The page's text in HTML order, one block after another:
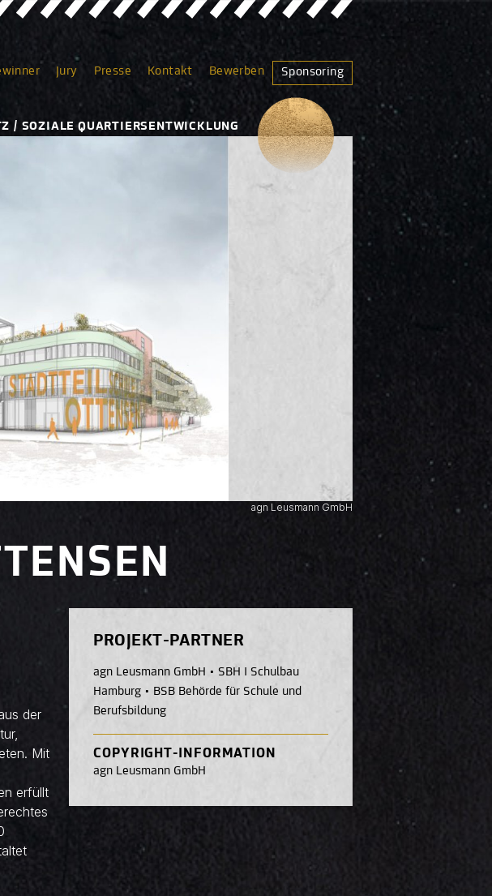
Jury Presse Kontakt Bewerben Sponsoring
agn Leusmann GmbH
/ SOZIALE QUARTIERSENTWICKLUNG
der
Mit
erfüllt
PROJEKT-PARTNER
agn Leusmann GmbH • SBH I Schulbau
Hamburg • BSB Behörde für Schule und
Berufsbildung
COPYRIGHT-INFORMATION
agn Leusmann GmbH